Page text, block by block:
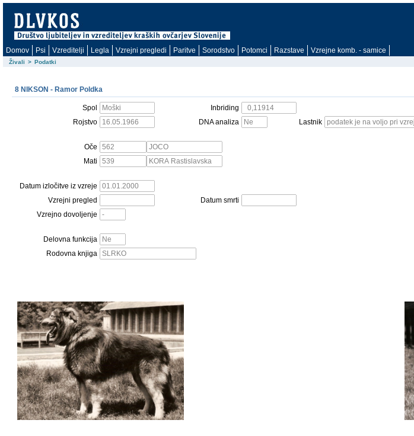
Domov Psi Vzreditelji Legla Vzrejni pregledi Paritve Sorodstvo Potomci Razstave Vzrejne komb. - samice
Živali > Podatki
8 NIKSON - Ramor Poldka
Spol
Inbriding
Rojstvo
DNA analiza Lastnik
Oče
Mati
Datum izločitve iz vzreje
Vzrejni pregled
Datum smrti
Vzrejno dovoljenje
Delovna funkcija
Rodovna knjiga